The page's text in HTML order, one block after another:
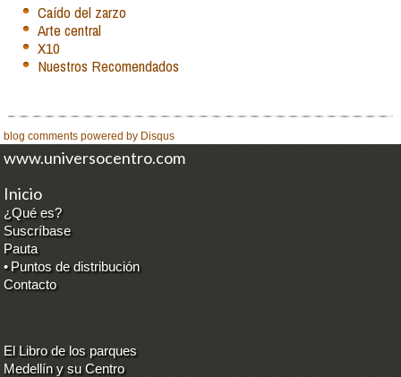
Caído del zarzo
Arte central
X10
Nuestros Recomendados
blog comments powered by Disqus
www.universocentro.com
Inicio
¿Qué es?
Suscríbase
Pauta
• Puntos de distribución
Contacto
El Libro de los parques
Medellín y su Centro